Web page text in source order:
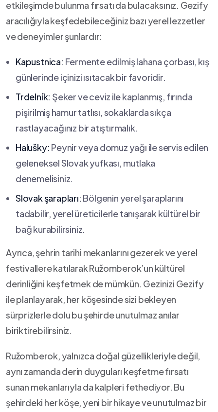
etkileşimde⁤ bulunma fırsatı da bulacaksınız.⁣ Gezify
aracılığıyla ​keşfedebileceğiniz bazı yerel lezzetler⁣
ve deneyimler şunlardır:
Kapustnica: Fermente edilmiş lahana çorbası, kış
günlerinde içinizi ısıtacak bir favoridir.
Trdelník: Şeker ve ceviz⁣ ile kaplanmış, fırında
pişirilmiş⁢ hamur tatlısı, sokaklarda‍ sıkça
rastlayacağınız bir atıştırmalık.
Halušky: Peynir veya domuz yağı ile servis edilen
geleneksel Slovak yufkası, mutlaka
denemelisiniz.
Slovak şarapları: Bölgenin yerel şaraplarını
tadabilir, ⁤yerel üreticilerle tanışarak ‍kültürel ⁣bir
bağ kurabilirsiniz.
Ayrıca, şehrin‍ tarihi​ mekanlarını gezerek ve yerel
festivallere katılarak Ružomberok’un kültürel
derinliğini ‍keşfetmek de mümkün. Gezinizi Gezify
ile planlayarak, her köşesinde sizi bekleyen
sürprizlerle dolu bu şehirde unutulmaz anılar​
biriktirebilirsiniz.
Ružomberok, yalnızca doğal güzellikleriyle ‌değil,
aynı zamanda ⁣derin duyguları keşfetme fırsatı
sunan mekanlarıyla da kalpleri fethediyor. Bu
şehirdeki her ‍köşe, yeni bir hikaye ve unutulmaz⁢ bir